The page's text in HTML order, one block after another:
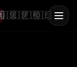
🇪🇸🇫🇷🇩🇪